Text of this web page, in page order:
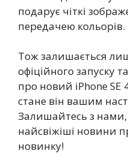
подарує чіткі
передачею кольорів.
Тож залишається
офіційного запуску
про новий iPhone SE
стане він вашим
Залишайтесь з
найсвіжіші новини
новинку!